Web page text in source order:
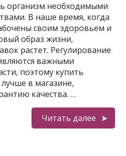
организм необходимыми
В наше время, когда
своим здоровьем и
образ жизни,
растет. Регулирование
важными
поэтому купить
в магазине,
качества. …
Читать далее